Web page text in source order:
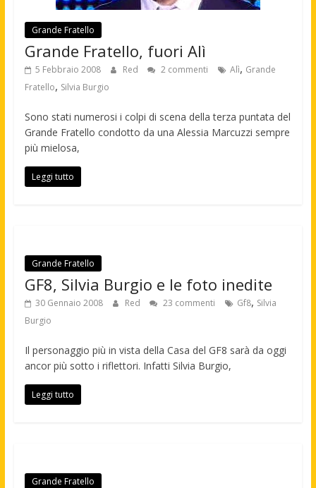
Grande Fratello
Grande Fratello, fuori Alì
5 Febbraio 2008 Red 2 commenti Alì, Grande
Fratello, Silvia Burgio
Sono stati numerosi i colpi di scena della terza puntata del
Grande Fratello condotto da una Alessia Marcuzzi sempre
più mielosa,
Leggi tutto
Grande Fratello
GF8, Silvia Burgio e le foto inedite
30 Gennaio 2008 Red 23 commenti Gf8, Silvia
Burgio
Il personaggio più in vista della Casa del GF8 sarà da oggi
ancor più sotto i riflettori. Infatti Silvia Burgio,
Leggi tutto
Grande Fratello